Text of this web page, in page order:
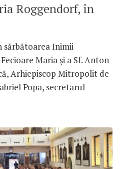
Roggendorf, în
sărbătoarea Inimii
Maria și a Sf. Anton
Arhiepiscop Mitropolit de
Popa, secretarul